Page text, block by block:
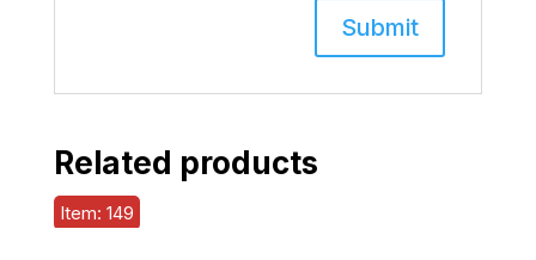
Related products
Item: 149